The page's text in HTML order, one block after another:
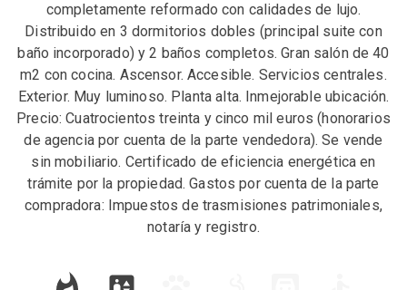
completamente reformado con calidades de lujo.
Distribuido en 3 dormitorios dobles (principal suite con
baño incorporado) y 2 baños completos. Gran salón de 40
m2 con cocina. Ascensor. Accesible. Servicios centrales.
Exterior. Muy luminoso. Planta alta. Inmejorable ubicación.
Precio: Cuatrocientos treinta y cinco mil euros (honorarios
de agencia por cuenta de la parte vendedora). Se vende
sin mobiliario. Certificado de eficiencia energética en
trámite por la propiedad. Gastos por cuenta de la parte
compradora: Impuestos de trasmisiones patrimoniales,
notaría y registro.